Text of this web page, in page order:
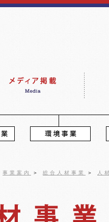
事業案内 ＞ 総合人材事業 ＞ 人